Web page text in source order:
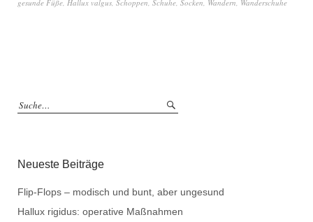
gesunde Füße Hallux valgus Schoppen Schuhe Socken Wandern Wanderschuhe
Neueste Beiträge
Flip-Flops – modisch und bunt, aber ungesund
Hallux rigidus: operative Maßnahmen